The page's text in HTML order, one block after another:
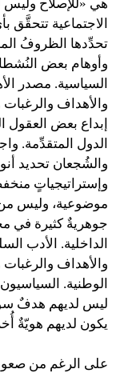
هي «للإصلاح وليس
الاجتماعية
تحدِّدها الظروفُ
وأوهام بعض
السياسية. مصدر
والأهداف
إبداع بعض العقول
الدول المتقدِّمة.
والشُجعان تحديد
وإستراتيجياتٍ
موضوعية، وليس من
جوهريةٌ كثيرة في
الداخلية. الأدب
والأهداف
الوطنية.
ليس لديهم هدفٌ
يكون لديهم هويّةٌ
على الرغم من